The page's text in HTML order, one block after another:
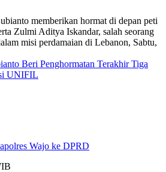
Beri Penghormatan Terakhir Tiga
UNIFIL
Wajo ke DPRD